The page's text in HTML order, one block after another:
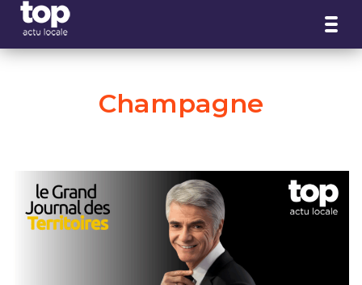
Champagne
Panneau de gestion des cookies